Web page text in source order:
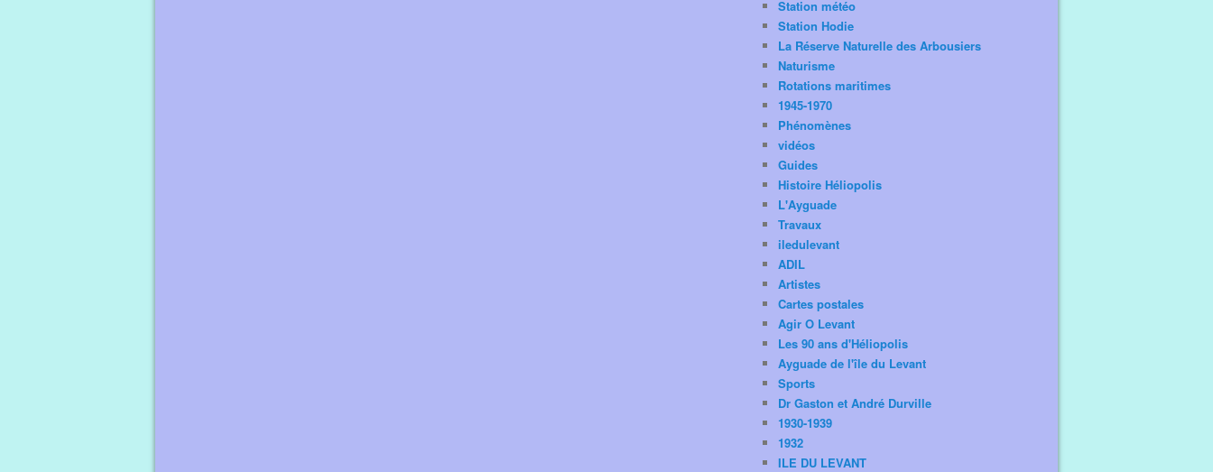
Station météo
Station Hodie
La Réserve Naturelle des Arbousiers
Naturisme
Rotations maritimes
1945-1970
Phénomènes
vidéos
Guides
Histoire Héliopolis
L'Ayguade
Travaux
iledulevant
ADIL
Artistes
Cartes postales
Agir O Levant
Les 90 ans d'Héliopolis
Ayguade de l'île du Levant
Sports
Dr Gaston et André Durville
1930-1939
1932
ILE DU LEVANT